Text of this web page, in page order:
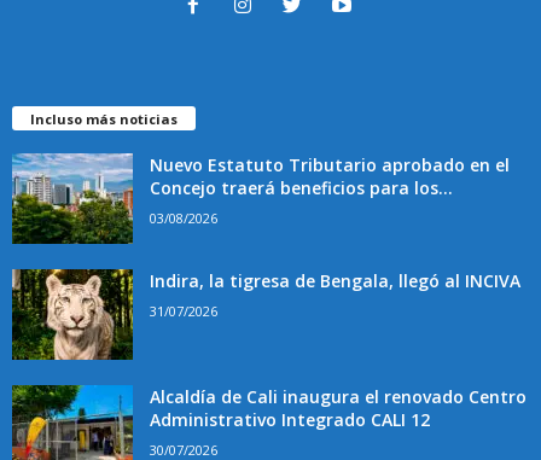
Incluso más noticias
Nuevo Estatuto Tributario aprobado en el
Concejo traerá beneficios para los...
03/08/2026
Indira, la tigresa de Bengala, llegó al INCIVA
31/07/2026
Alcaldía de Cali inaugura el renovado Centro
Administrativo Integrado CALI 12
30/07/2026